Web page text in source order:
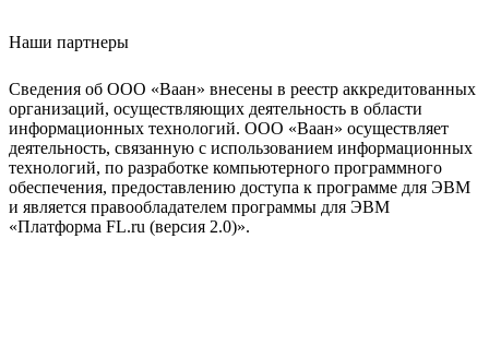
Наши партнеры
Сведения об ООО «Ваан» внесены в реестр аккредитованных
организаций, осуществляющих деятельность в области
информационных технологий. ООО «Ваан» осуществляет
деятельность, связанную с использованием информационных
технологий, по разработке компьютерного программного
обеспечения, предоставлению доступа к программе для ЭВМ
и является правообладателем программы для ЭВМ
«Платформа FL.ru (версия 2.0)».